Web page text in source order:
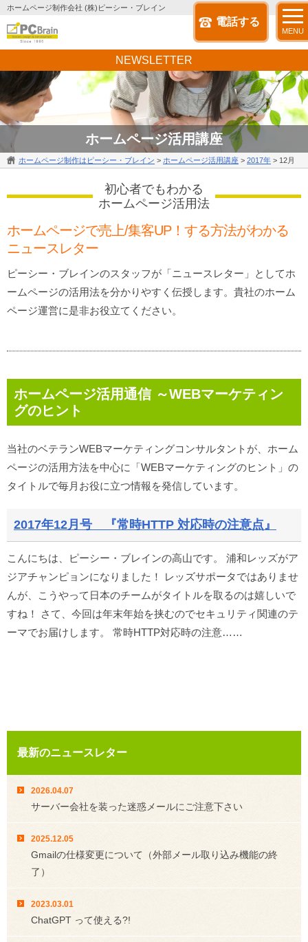
ホームページ制作会社 (株)ピーシー・ブレイン
電話する
MENU
ホームページ活用講座
NEWSLETTER
ホームページ制作はピーシー・ブレイン > ホームページ活用講座 > 2017年 > 12月
初心者でもわかる
ホームページ活用法
ホームページで売上/集客UP！する方法がわかる
ニュースレター
ピーシー・ブレインのスタッフが「ニュースレター」としてホ
ームページの活用法を分かりやすく伝授します。貴社のホーム
ページ運営に是非お役立てください。
ホームページ活用通信 ～WEBマーケティン
グのヒント
当社のベテランWEBマーケティングコンサルタントが、ホーム
ページの活用方法を中心に「WEBマーケティングのヒント」の
タイトルで毎月お役に立つ情報を発信しています。
2017年12月号 『常時HTTP 対応時の注意点』
こんにちは、ピーシー・ブレインの高山です。 浦和レッズがア
ジアチャンピョンになりました！ レッズサポータではありませ
んが、こうやって日本のチームがタイトルを取るのは嬉しいで
すね！ さて、今回は年末年始を挟むのでセキュリティ関連のテ
ーマでお届けします。 常時HTTP対応時の注意……
最新のニュースレター
2026.04.07
サーバー会社を装った迷惑メールにご注意下さい
2025.12.05
Gmailの仕様変更について（外部メール取り込み機能の終
了）
2023.03.01
ChatGPT って使える?!